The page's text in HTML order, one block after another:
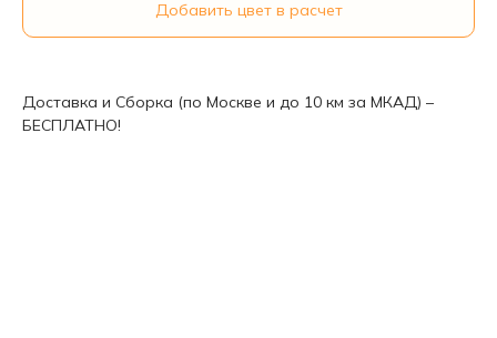
Добавить цвет в расчет
Доставка и Сборка (по Москве и до 10 км за МКАД) –
БЕСПЛАТНО!